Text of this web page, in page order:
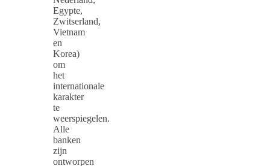
Egypte,
Zwitserland,
Vietnam
en
Korea)
om
het
internationale
karakter
te
weerspiegelen.
Alle
banken
zijn
ontworpen